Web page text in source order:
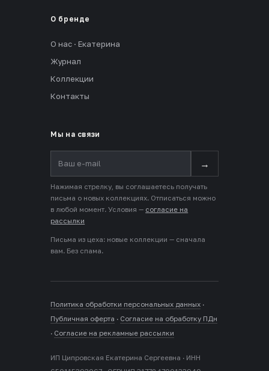
О бренде
О нас · Екатерина
Журнал
Коллекции
Контакты
Мы на связи
→
Нажимая стрелку, вы соглашаетесь получать
письма о новых коллекциях. Отписаться можно
в любой момент. Условия — согласие на
рассылки
Письма из цеха: новые коллекции — сначала
вам. Без спама.
Политика обработки персональных данных ·
Публичная оферта · Согласие на обработку ПДн
· Согласие на рекламные рассылки
ИП Ципровская Екатерина Сергеевна · ИНН